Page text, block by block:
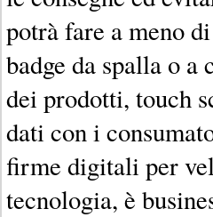
potrà fare a meno
badge da spalla o a
dei prodotti, touch
dati con i
firme digitali per
tecnologia, è